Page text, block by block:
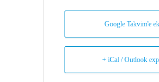
Google Takvim'e
+ iCal / Outlook